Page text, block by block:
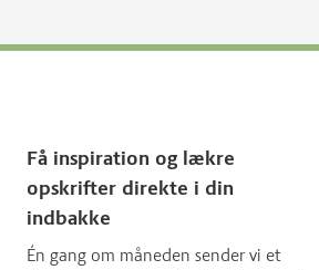
Få inspiration og lækre
opskrifter direkte i din
indbakke
Én gang om måneden sender vi et